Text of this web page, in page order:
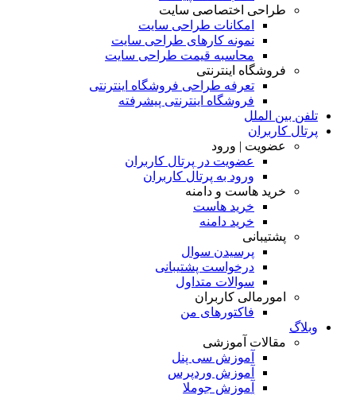
طراحی اختصاصی سایت
امکانات طراحی سایت
نمونه کارهای طراحی سایت
محاسبه قیمت طراحی سایت
فروشگاه اینترنتی
تعرفه طراحی فروشگاه اینترنتی
فروشگاه اینترنتی پیشرفته
تلفن بین الملل
پرتال کاربران
عضویت | ورود
عضویت در پرتال کاربران
ورود به پرتال کاربران
خرید هاست و دامنه
خرید هاست
خرید دامنه
پشتیبانی
پرسیدن سوال
درخواست پشتیبانی
سوالات متداول
امورمالی کاربران
فاکتورهای من
وبلاگ
مقالات آموزشی
آموزش سی پنل
آموزش وردپرس
آموزش جوملا